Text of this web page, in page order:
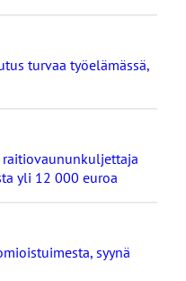
turvaa työelämässä,
yli 12 000 euroa
syynä